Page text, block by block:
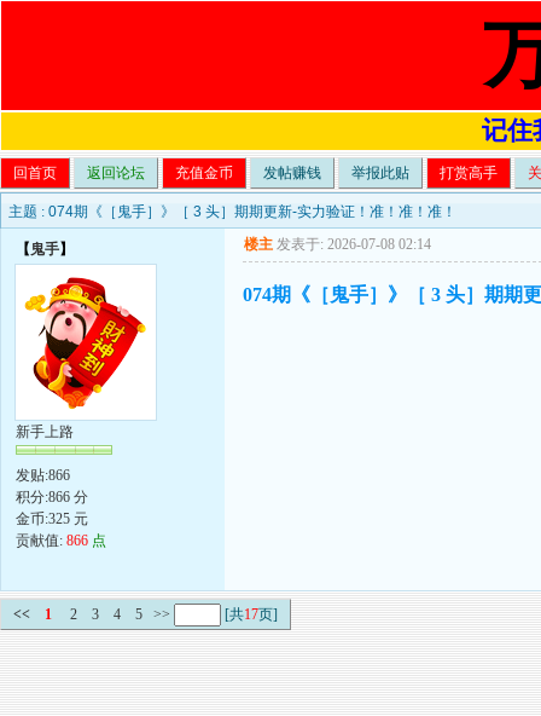
记住
回首页 返回论坛 充值金币 发帖赚钱 举报此贴 打赏高手
主题 : 074期《［鬼手］》［ 3 头］期期更新-实力验证！准！准！准！
【鬼手】
新手上路
发贴:866
积分:866 分
金币:325 元
贡献值: 866 点
楼主 发表于: 2026-07-08 02:14
074期《［鬼手］》［ 3 头］期期
<< 1 2 3 4 5 >> [共17页]